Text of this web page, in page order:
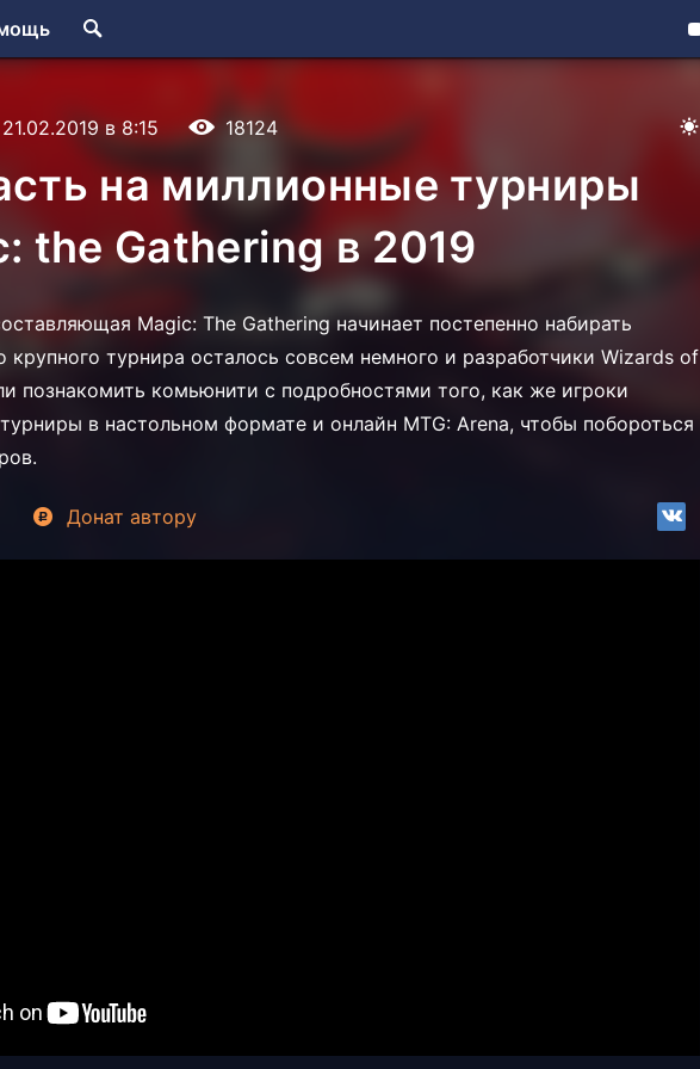
21.02.2019 в 8:15 18124
на миллионные турниры
the Gathering в 2019
Magic: The Gathering начинает постепенно набирать
крупного турнира осталось совсем немного и разработчики Wizards of
познакомить комьюнити с подробностями того, как же игроки
в настольном формате и онлайн MTG: Arena, чтобы побороться
Донат автору